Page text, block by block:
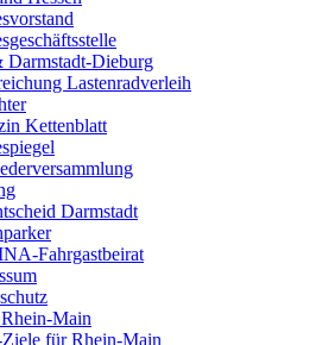
Darmstadt-Dieburg
Lastenradverleih
Kettenblatt
Darmstadt
Fahrgastbeirat
Main
für Rhein-Main